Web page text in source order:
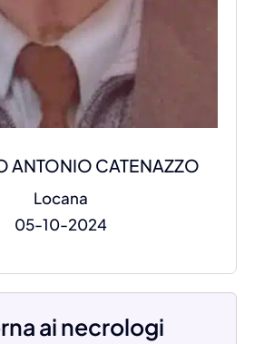
ANTONIO CATENAZZO
Locana
05-10-2024
ai necrologi